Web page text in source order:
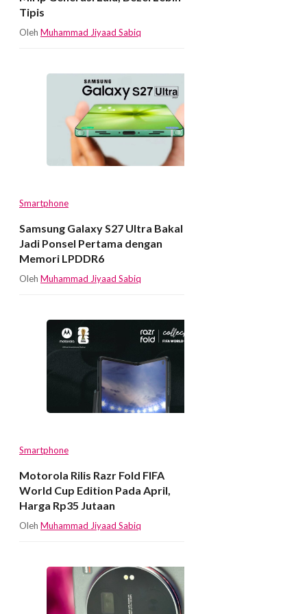
Tipis
Oleh Muhammad Jiyaad Sabiq
Smartphone
Samsung Galaxy S27 Ultra Bakal
Jadi Ponsel Pertama dengan
Memori LPDDR6
Oleh Muhammad Jiyaad Sabiq
Smartphone
Motorola Rilis Razr Fold FIFA
World Cup Edition Pada April,
Harga Rp35 Jutaan
Oleh Muhammad Jiyaad Sabiq